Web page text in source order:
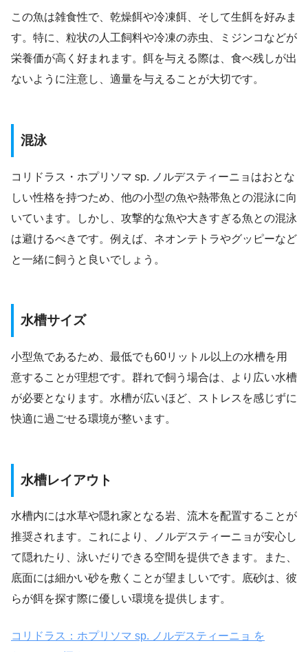
この魚は雑食性で、乾燥餌や冷凍餌、そして生餌を好みま
す。特に、粒状の人工飼料や冷凍の赤虫、ミジンコなどが
栄養価が高く好まれます。餌を与える際は、食べ残しが出
ないように注意し、適量を与えることが大切です。
混泳
コリドラス・ホプリソマ sp. ノルデスティーニョはおとな
しい性格を持つため、他の小型の魚や熱帯魚との混泳に向
いています。しかし、攻撃的な魚や大きすぎる魚との混泳
は避けるべきです。例えば、ネオンテトラやグッピーなど
と一緒に飼うと良いでしょう。
水槽サイズ
小型魚であるため、最低でも60リットル以上の水槽を用
意することが理想です。群れで飼う場合は、より広い水槽
が必要となります。水槽が広いほど、ストレスを感じずに
快適に過ごせる環境が整います。
水槽レイアウト
水槽内には水草や隠れ家となる岩、流木を配置することが
推奨されます。これにより、ノルデスティーニョが安心し
て隠れたり、泳いだりできる空間を提供できます。また、
底面には細かい砂を敷くことが望ましいです。底砂は、彼
らが餌を探す際に優しい環境を提供します。
コリドラス：ホプリソマ sp. ノルデスティーニョ を